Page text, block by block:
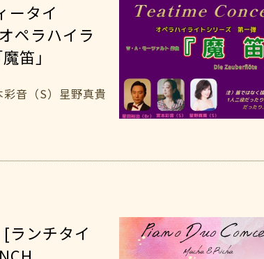
ータイ
ペラハイラ
笛」
音（S）星野真貴
ランチタイ